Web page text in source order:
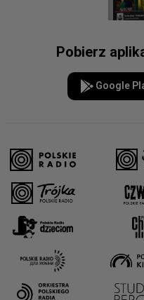
Pobierz
Google